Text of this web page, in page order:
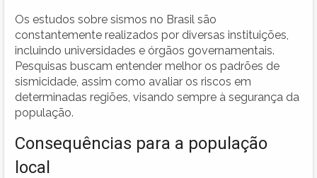
Os estudos sobre sismos no Brasil são
constantemente realizados por diversas instituições,
incluindo universidades e órgãos governamentais.
Pesquisas buscam entender melhor os padrões de
sismicidade, assim como avaliar os riscos em
determinadas regiões, visando sempre à segurança da
população.
Consequências para a população
local